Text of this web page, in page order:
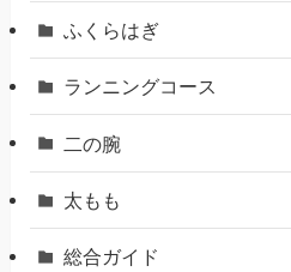
ふくらはぎ
ランニングコース
二の腕
太もも
総合ガイド